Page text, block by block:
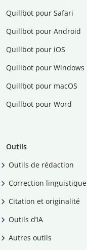
Quillbot pour Safari
Quillbot pour Android
Quillbot pour iOS
Quillbot pour Windows
Quillbot pour macOS
Quillbot pour Word
Outils
Outils de rédaction
Correction linguistique
Citation et originalité
Outils d’IA
Autres outils